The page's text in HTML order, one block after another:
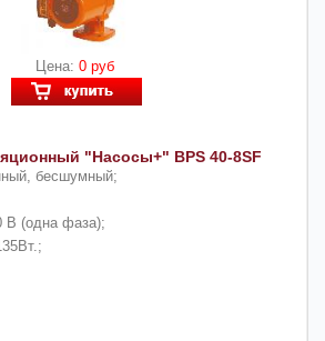
Цена: 0 руб
"Насосы+" BPS 40-8SF
бесшумный;
В (одна фаза);